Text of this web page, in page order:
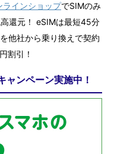
ラインショップでSIMのみ
還元！ eSIMは最短45分
他社から乗り換えで契約
割引！
ンペーン実施中！